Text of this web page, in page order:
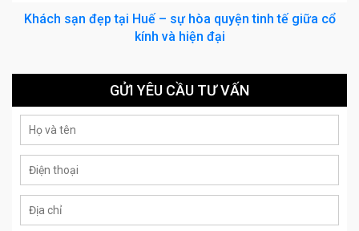
Khách sạn đẹp tại Huế – sự hòa quyện tinh tế giữa cổ
kính và hiện đại
GỬI YÊU CẦU TƯ VẤN